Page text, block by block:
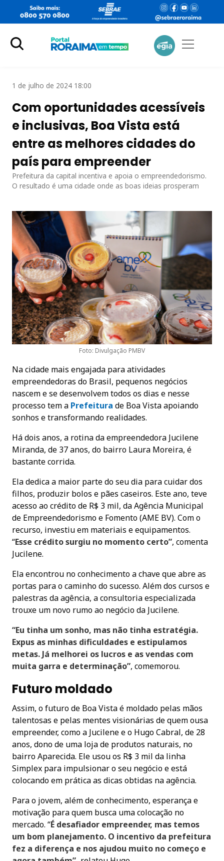
1 de julho de 2024 18:00
Com oportunidades acessíveis
e inclusivas, Boa Vista está
entre as melhores cidades do
país para empreender
Prefeitura da capital incentiva e apoia o empreendedorismo.
O resultado é uma cidade onde as boas ideias prosperam
Foto: Divulgação PMBV
Na cidade mais engajada para atividades
empreendedoras do Brasil, pequenos negócios
nascem e se desenvolvem todos os dias e nesse
processo tem a Prefeitura de Boa Vista apoiando
sonhos e transformando realidades.
Há dois anos, a rotina da empreendedora Jucilene
Miranda, de 37 anos, do bairro Laura Moreira, é
bastante corrida.
Ela dedica a maior parte do seu dia para cuidar dos
filhos, produzir bolos e pães caseiros. Este ano, teve
acesso ao crédito de R$ 3 mil, da Agência Municipal
de Empreendedorismo e Fomento (AME BV). Com o
recurso, investiu em materiais e equipamentos.
“Esse crédito surgiu no momento certo”, comenta
Jucilene.
Ela encontrou no conhecimento a chave que abre as
portas para o caminho do sucesso. Além dos cursos e
palestras da agência, a consultoria especializada
trouxe um novo rumo ao negócio da Jucilene.
“Eu tinha um sonho, mas não tinha estratégia.
Expus as minhas dificuldades e estipulamos
metas. Já melhorei os lucros e as vendas com
muita garra e determinação”, comemorou.
Futuro moldado
Assim, o futuro de Boa Vista é moldado pelas mãos
talentosas e pelas mentes visionárias de quem ousa
empreender, como a Jucilene e o Hugo Cabral, de 28
anos, dono de uma loja de produtos naturais, no
bairro Aparecida. Ele usou os R$ 3 mil da linha
Simplex para impulsionar o seu negócio e está
colocando em prática as dicas obtidas na agência.
Para o jovem, além de conhecimento, esperança e
motivação para quem busca uma colocação no
mercado. “É desafiador empreender, mas temos
um bom planejamento. O incentivo da prefeitura
fez a diferença e nos ajudou muito no começo e